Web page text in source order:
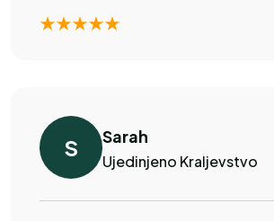
S Sarah
Ujedinjeno Kraljevstvo